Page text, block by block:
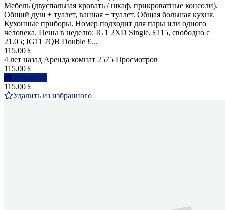
Мебель (двуспальная кровать / шкаф, прикроватные консоли).
Общий душ + туалет, ванная + туалет. Общая большая кухня.
Кухонные приборы. Номер подходит для пары или одного
человека. Цены в неделю: IG1 2XD Single, £115, свободно с
21.05; IG11 7QB Double £...
115.00 £
4 лет назад Аренда комнат 2575 Просмотров
115.00 £
Написать
115.00 £
Удалить из избранного